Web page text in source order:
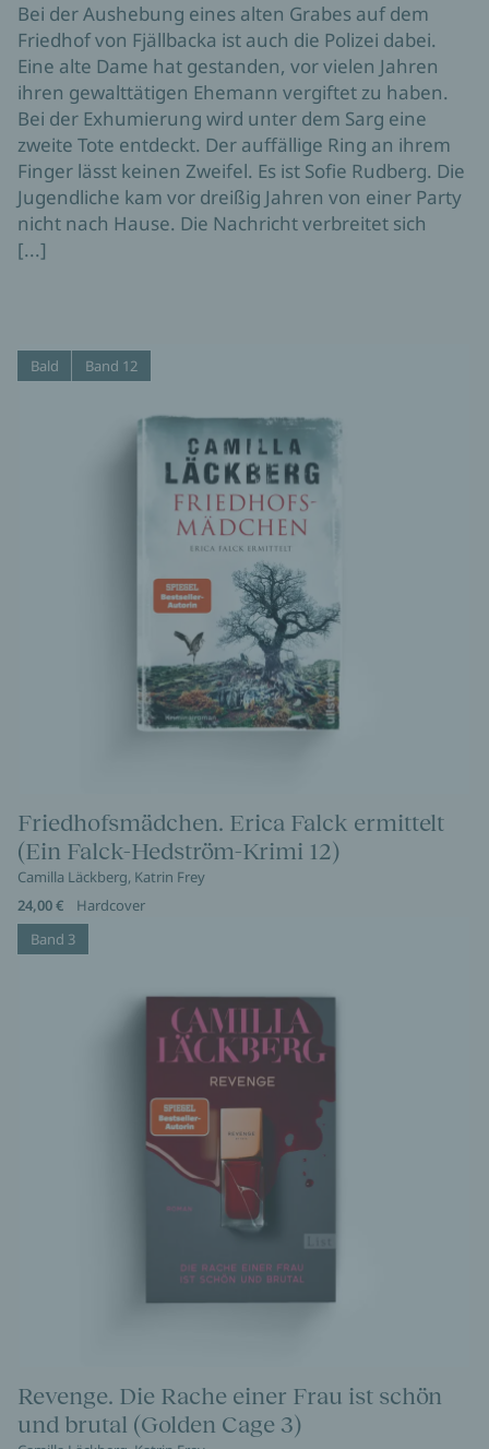
Bei der Aushebung eines alten Grabes auf dem
Friedhof von Fjällbacka ist auch die Polizei dabei.
Eine alte Dame hat gestanden, vor vielen Jahren
ihren gewalttätigen Ehemann vergiftet zu haben.
Bei der Exhumierung wird unter dem Sarg eine
zweite Tote entdeckt. Der auffällige Ring an ihrem
Finger lässt keinen Zweifel. Es ist Sofie Rudberg. Die
Jugendliche kam vor dreißig Jahren von einer Party
nicht nach Hause. Die Nachricht verbreitet sich
[...]
Bald Band 12
Friedhofsmädchen. Erica Falck ermittelt
(Ein Falck-Hedström-Krimi 12)
Camilla Läckberg, Katrin Frey
24,00 €
Hardcover
Band 3
Revenge. Die Rache einer Frau ist schön
und brutal (Golden Cage 3)